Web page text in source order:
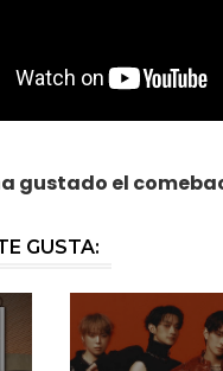
gustado el
GUSTA: